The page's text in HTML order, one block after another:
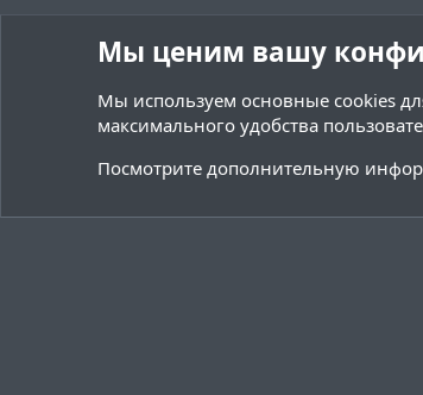
Ресурсы
Мы ценим вашу
Мы используем основные cookies
максимального удобства
Посмотрите дополнительную